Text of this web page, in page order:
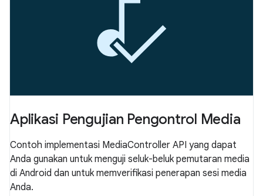
Aplikasi Pengujian Pengontrol Media
Contoh implementasi MediaController API yang dapat
Anda gunakan untuk menguji seluk-beluk pemutaran media
di Android dan untuk memverifikasi penerapan sesi media
Anda.